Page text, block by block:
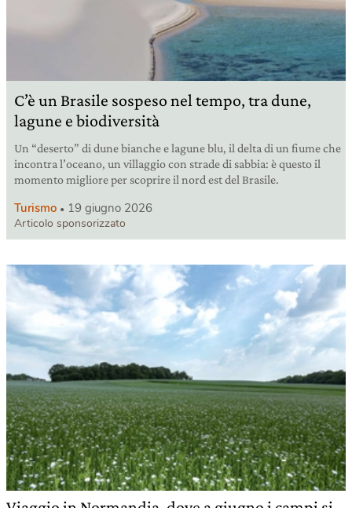
C’è un Brasile sospeso nel tempo, tra dune,
lagune e biodiversità
Un “deserto” di dune bianche e lagune blu, il delta di un fiume che
incontra l’oceano, un villaggio con strade di sabbia: è questo il
momento migliore per scoprire il nord est del Brasile.
Turismo 19 giugno 2026
Articolo sponsorizzato